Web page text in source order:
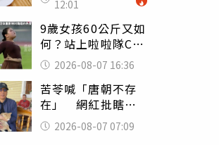
司」 半年後暴瘦
嚇壞女兒
12:01
9歲女孩60公斤又如
何？站上啦啦隊C位
驚艷全場 千萬網
友被圈粉
2026-08-07 16:36
苦苓喊「唐朝不存
在」 網紅批瞎編
歷史：李白、杜甫
用鮮卑文寫詩？
2026-08-07 07:09